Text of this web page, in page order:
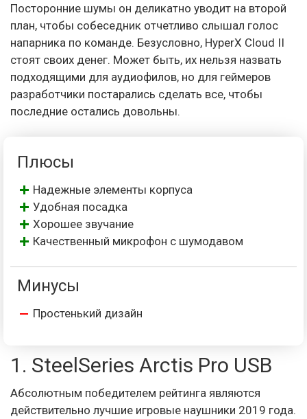
Посторонние шумы он деликатно уводит на второй
план, чтобы собеседник отчетливо слышал голос
напарника по команде. Безусловно, HyperX Cloud II
стоят своих денег. Может быть, их нельзя назвать
подходящими для аудиофилов, но для геймеров
разработчики постарались сделать все, чтобы
последние остались довольны.
Плюсы
Надежные элементы корпуса
Удобная посадка
Хорошее звучание
Качественный микрофон с шумодавом
Минусы
Простенький дизайн
1. SteelSeries Arctis Pro USB
Абсолютным победителем рейтинга являются
действительно лучшие игровые наушники 2019 года.